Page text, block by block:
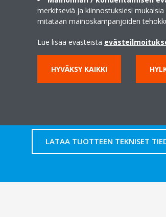
LATAA TUOTTEEN TEKNISET
merkitseviä ja kiinnostuksiesi
mitataan mainoskampanjoiden
Lue lisää evästeistä
HYVÄKSY KAIKKI